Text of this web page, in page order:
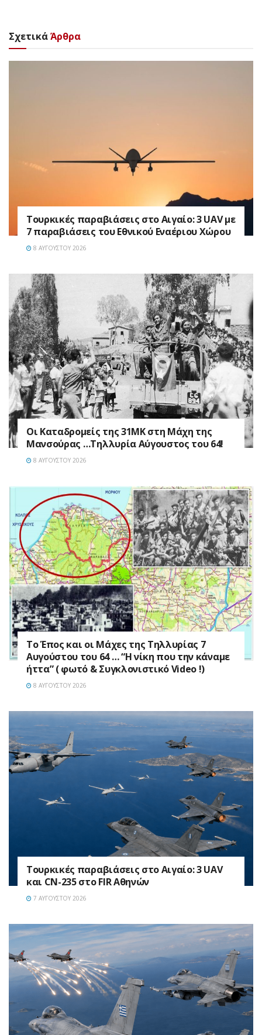
ΣχετικάΆρθρα
Τουρκικές παραβιάσεις στο Αιγαίο: 3 UAV με
7 παραβιάσεις του Εθνικού Εναέριου Χώρου
8 ΑΥΓΟΎΣΤΟΥ 2026
Οι Καταδρομείς της 31ΜΚ στη Mάχη της
Μανσούρας …Τηλλυρία Αύγουστος του 64!
8 ΑΥΓΟΎΣΤΟΥ 2026
Το Έπος και οι Μάχες της Τηλλυρίας 7
Αυγούστου του 64 … “Η νίκη που την κάναμε
ήττα” ( φωτό & Συγκλονιστικό Video !)
8 ΑΥΓΟΎΣΤΟΥ 2026
Τουρκικές παραβιάσεις στο Αιγαίο: 3 UAV
και CN-235 στο FIR Αθηνών
7 ΑΥΓΟΎΣΤΟΥ 2026